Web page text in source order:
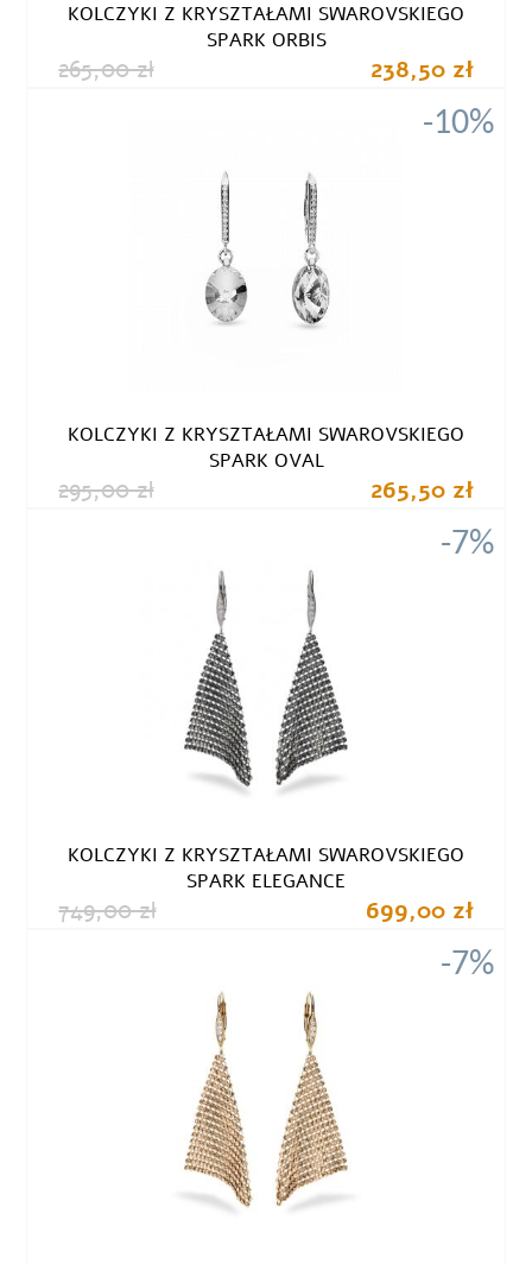
KOLCZYKI Z KRYSZTAŁAMI SWAROVSKIEGO
SPARK ORBIS
265,00 zł 238,50 zł
-10%
KOLCZYKI Z KRYSZTAŁAMI SWAROVSKIEGO
SPARK OVAL
295,00 zł 265,50 zł
-7%
KOLCZYKI Z KRYSZTAŁAMI SWAROVSKIEGO
SPARK ELEGANCE
749,00 zł 699,00 zł
-7%